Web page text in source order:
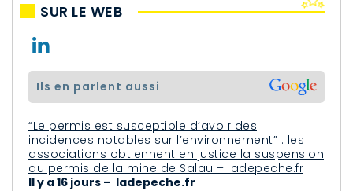
SUR LE WEB
ils en parlent aussi
“Le permis est susceptible d’avoir des
incidences notables sur l’environnement” : les
associations obtiennent en justice la suspension
du permis de la mine de Salau – ladepeche.fr
Il y a 16 jours – ladepeche.fr